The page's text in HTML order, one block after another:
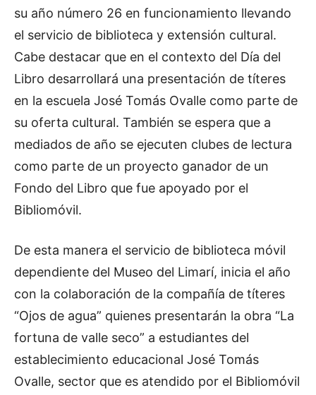
su año número 26 en funcionamiento llevando
el servicio de biblioteca y extensión cultural.
Cabe destacar que en el contexto del Día del
Libro desarrollará una presentación de títeres
en la escuela José Tomás Ovalle como parte de
su oferta cultural. También se espera que a
mediados de año se ejecuten clubes de lectura
como parte de un proyecto ganador de un
Fondo del Libro que fue apoyado por el
Bibliomóvil.
De esta manera el servicio de biblioteca móvil
dependiente del Museo del Limarí, inicia el año
con la colaboración de la compañía de títeres
“Ojos de agua” quienes presentarán la obra “La
fortuna de valle seco” a estudiantes del
establecimiento educacional José Tomás
Ovalle, sector que es atendido por el Bibliomóvil